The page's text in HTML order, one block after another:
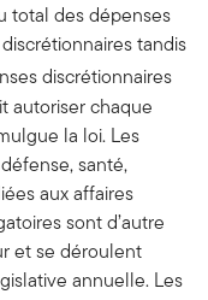
total des dépenses
tandis
discrétionnaires
autoriser chaque
la loi. Les
santé,
aux affaires
sont d’autre
et se déroulent
annuelle. Les